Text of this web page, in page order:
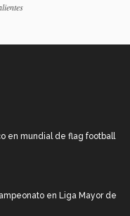
en mundial de flag football
en Liga Mayor de